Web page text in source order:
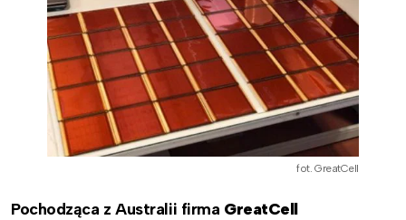
fot. GreatCell
Pochodząca z Australii firma GreatCell